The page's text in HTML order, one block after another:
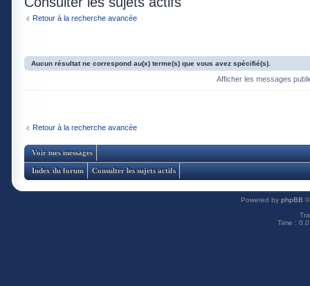
Retour à la recherche avancée
Aucun résultat ne correspond au(x) terme(s) que vous avez spécifié(s).
Afficher les messages
Retour à la recherche avancée
Voir mes messages
Index du forum Consulter les sujets actifs
Powered by phpBB
Time :